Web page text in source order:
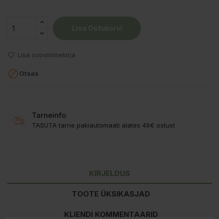
Lisa soovinimekirja
Otsas
Tarneinfo
TASUTA tarne pakiautomaati alates 49€ ostust
KIRJELDUS
TOOTE ÜKSIKASJAD
KLIENDI KOMMENTAARID